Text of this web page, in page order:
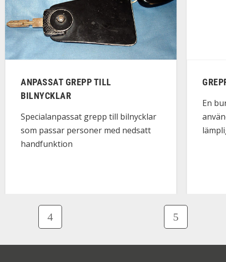
ANPASSAT GREPP TILL
BILNYCKLAR
Specialanpassat grepp till bilnycklar
som passar personer med nedsatt
handfunktion
En